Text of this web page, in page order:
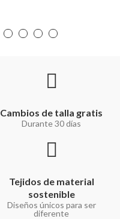
Cambios de talla gratis
Durante 30 días
Tejidos de material
sostenible
Diseños únicos para ser
diferente